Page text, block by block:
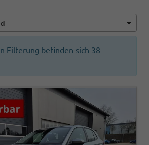
Filterung befinden sich 38